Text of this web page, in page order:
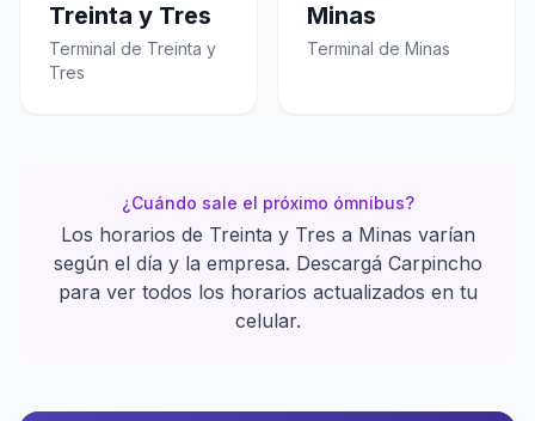
Treinta y Tres
Terminal de Treinta y
Tres
Minas
Terminal de Minas
¿Cuándo sale el próximo ómnibus?
Los horarios de Treinta y Tres a Minas varían
según el día y la empresa. Descargá Carpincho
para ver todos los horarios actualizados en tu
celular.